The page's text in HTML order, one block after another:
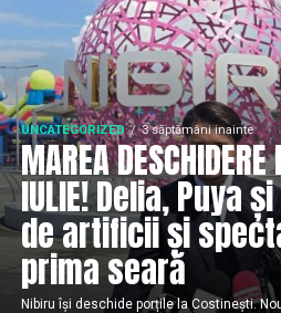
UNCATEGORIZED 3 săptămâni inainte
MAREA
IULIE! Delia, Puya
de artificii și
prima seară
Nibiru își deschide porțile la Costinești.